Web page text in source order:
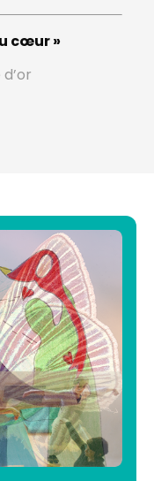
cœur »